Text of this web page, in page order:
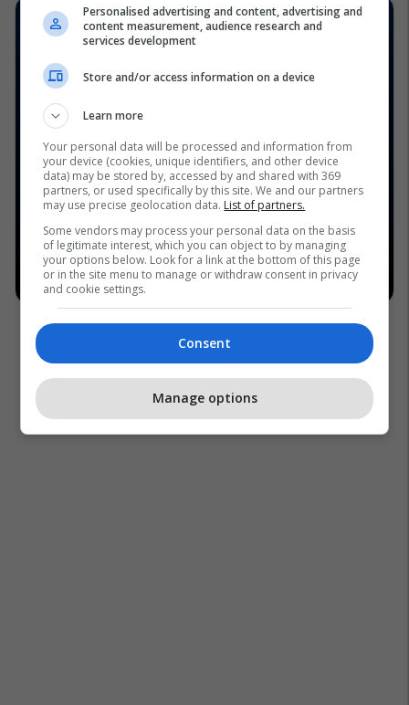
Personalised advertising and content, advertising and
content measurement, audience research and
services development
Store and/or access information on a device
Learn more
Your personal data will be processed and information from
your device (cookies, unique identifiers, and other device
data) may be stored by, accessed by and shared with 369
partners, or used specifically by this site. We and our partners
may use precise geolocation data. List of partners.
Some vendors may process your personal data on the basis
of legitimate interest, which you can object to by managing
your options below. Look for a link at the bottom of this page
or in the site menu to manage or withdraw consent in privacy
and cookie settings.
Consent
Manage options